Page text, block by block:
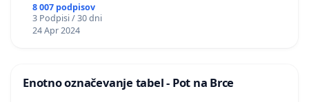
8 007 podpisov
3 Podpisi / 30 dni
24 Apr 2024
Enotno označevanje tabel - Pot na Brce